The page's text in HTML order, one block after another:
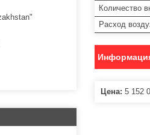
Количество
Расход
Цена: 5 152